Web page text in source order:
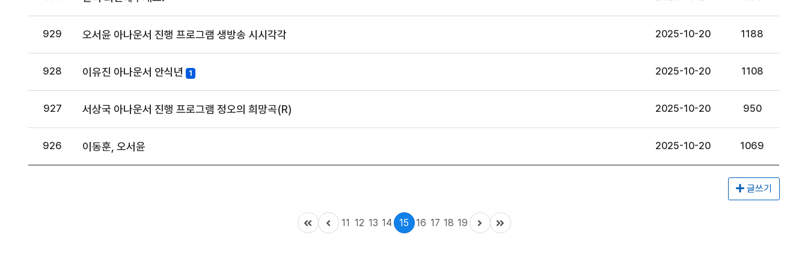
929 오서윤 아나운서 진행 프로그램 생방송 시시각각 2025-10-20 1188
928 이유진 아나운서 안식년 1 2025-10-20 1108
927 서상국 아나운서 진행 프로그램 정오의 희망곡(R) 2025-10-20 950
926 이동훈, 오서윤 2025-10-20 1069
글쓰기
11 12 13 14 15 16 17 18 19